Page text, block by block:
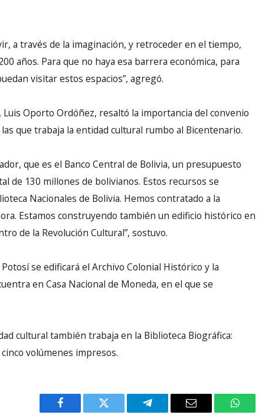
a través de la imaginación, y retroceder en el tiempo,
años. Para que no haya esa barrera económica, para
visitar estos espacios”, agregó.
Luis Oporto Ordóñez, resaltó la importancia del convenio
que trabaja la entidad cultural rumbo al Bicentenario.
que es el Banco Central de Bolivia, un presupuesto
de 130 millones de bolivianos. Estos recursos se
Nacionales de Bolivia. Hemos contratado a la
Estamos construyendo también un edificio histórico en
de la Revolución Cultural”, sostuvo.
se edificará el Archivo Colonial Histórico y la
en Casa Nacional de Moneda, en el que se
cultural también trabaja en la Biblioteca Biográfica:
volúmenes impresos.
Facebook Twitter Telegram Email WhatsApp